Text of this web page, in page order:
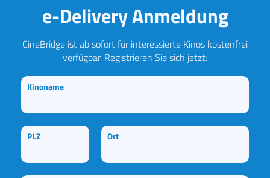
e-Delivery Anmeldung
CineBridge ist ab sofort für interessierte Kinos kostenfrei
verfügbar. Registrieren Sie sich jetzt:
Kinoname
PLZ Ort